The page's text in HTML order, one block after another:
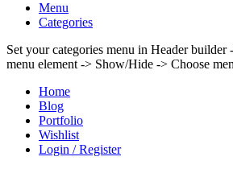
Menu
Categories
Set your categories menu in Header
menu element -> Show/Hide -> Choose
Home
Blog
Portfolio
Wishlist
Login / Register